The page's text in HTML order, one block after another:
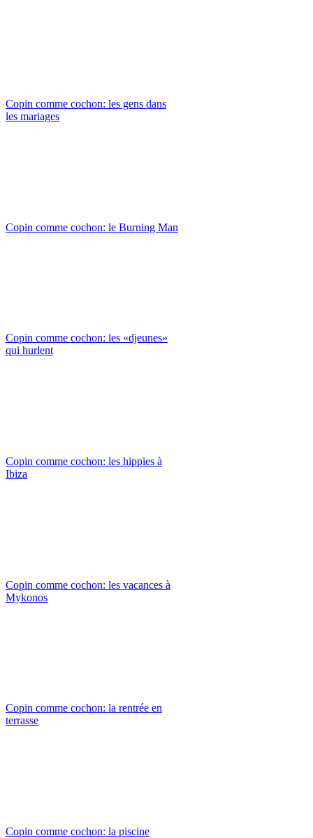
Copin comme cochon: les gens dans
les mariages
Copin comme cochon: le Burning Man
Copin comme cochon: les «djeunes»
qui hurlent
Copin comme cochon: les hippies à
Ibiza
Copin comme cochon: les vacances à
Mykonos
Copin comme cochon: la rentrée en
terrasse
Copin comme cochon: la piscine